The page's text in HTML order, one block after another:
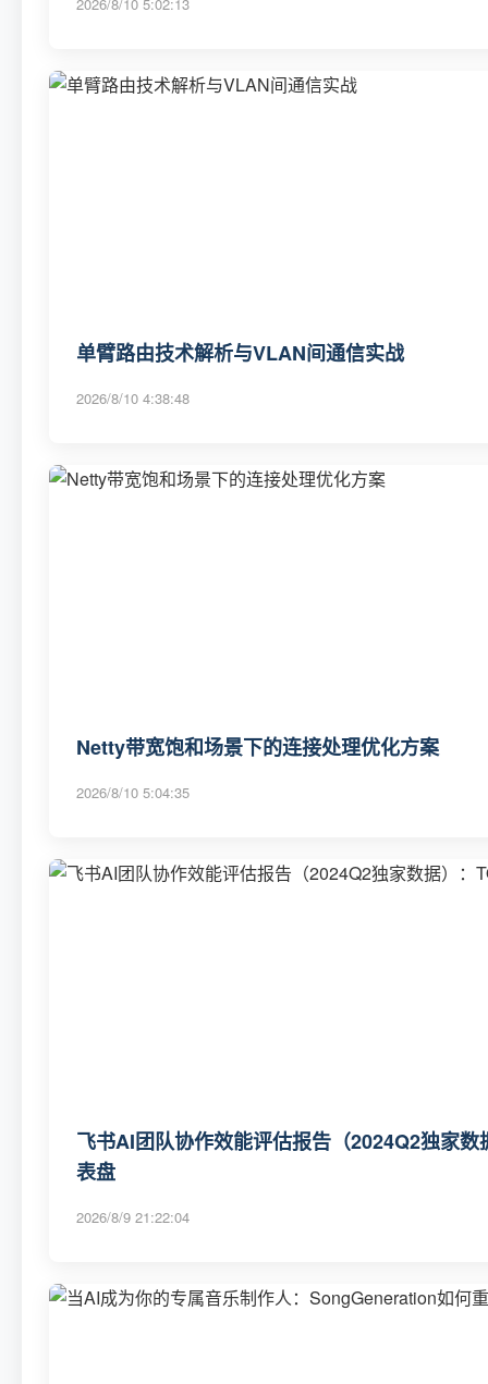
单臂路由技术解析与VLAN间通信实战
2026/8/10 4:38:48
Netty带宽饱和场景下的连接处理优化方案
2026/8/10 5:04:35
飞书AI团队协作效能评估报告（2024Q2独家
表盘
2026/8/9 21:22:04